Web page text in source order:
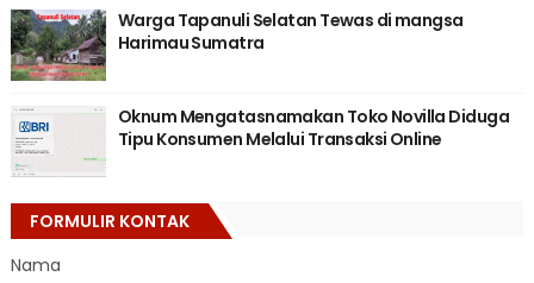
Warga Tapanuli Selatan Tewas di mangsa
Harimau Sumatra
Oknum Mengatasnamakan Toko Novilla Diduga
Tipu Konsumen Melalui Transaksi Online
FORMULIR KONTAK
Nama